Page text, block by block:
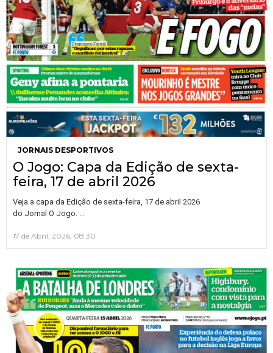
JORNAIS DESPORTIVOS
O Jogo: Capa da Edição de sexta-
feira, 17 de abril 2026
Veja a capa da Edição de sexta-feira, 17 de abril 2026
do Jornal O Jogo. …
17 de Abril, 2026, 08:30